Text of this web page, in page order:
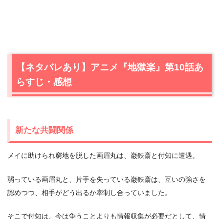
【ネタバレあり】アニメ『地獄楽』第10話あ
らすじ・感想
新たな共闘関係
メイに助けられ窮地を脱した画眉丸は、巌鉄斎と付知に遭遇。
弱っている画眉丸と、片手を失っている巌鉄斎は、互いの強さを
認めつつ、相手がどう出るか牽制し合っていました。
そこで付知は、今は争うことよりも情報収集が必要だとして、情